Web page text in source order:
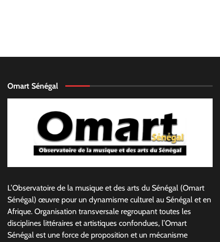
Omart Sénégal
L’Observatoire de la musique et des arts du Sénégal (Omart
Sénégal) œuvre pour un dynamisme culturel au Sénégal et en
Afrique. Organisation transversale regroupant toutes les
disciplines littéraires et artistiques confondues, l’Omart
Sénégal est une force de proposition et un mécanisme